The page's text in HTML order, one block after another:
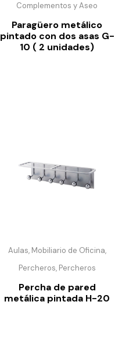
Complementos y Aseo
Paragüero metálico
pintado con dos asas G-
10 ( 2 unidades)
Aulas, Mobiliario de Oficina,
Percheros, Percheros
Percha de pared
metálica pintada H-20